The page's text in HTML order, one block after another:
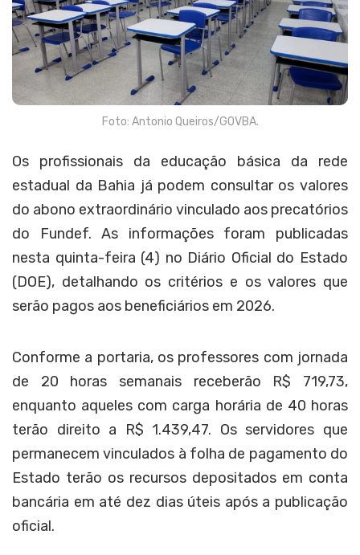
Foto: Antonio Queiros/GOVBA.
Os profissionais da educação básica da rede
estadual da Bahia já podem consultar os valores
do abono extraordinário vinculado aos precatórios
do Fundef. As informações foram publicadas
nesta quinta-feira (4) no Diário Oficial do Estado
(DOE), detalhando os critérios e os valores que
serão pagos aos beneficiários em 2026.
Conforme a portaria, os professores com jornada
de 20 horas semanais receberão R$ 719,73,
enquanto aqueles com carga horária de 40 horas
terão direito a R$ 1.439,47. Os servidores que
permanecem vinculados à folha de pagamento do
Estado terão os recursos depositados em conta
bancária em até dez dias úteis após a publicação
oficial.